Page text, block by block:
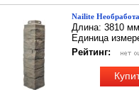
Nailite
Длина: 3810
Единица
Рейтинг: